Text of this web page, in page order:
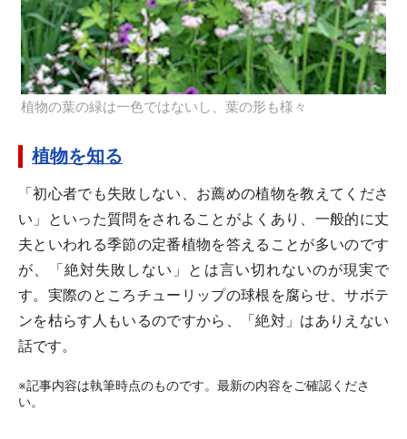
植物の葉の緑は一色ではないし、葉の形も様々
植物を知る
「初心者でも失敗しない、お薦めの植物を教えてくださ
い」といった質問をされることがよくあり、一般的に丈
夫といわれる季節の定番植物を答えることが多いのです
が、「絶対失敗しない」とは言い切れないのが現実で
す。実際のところチューリップの球根を腐らせ、サボテ
ンを枯らす人もいるのですから、「絶対」はありえない
話です。
※記事内容は執筆時点のものです。最新の内容をご確認くださ
い。